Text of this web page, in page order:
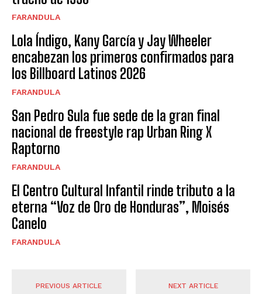
FARANDULA
Lola Índigo, Kany García y Jay Wheeler
encabezan los primeros confirmados para
los Billboard Latinos 2026
FARANDULA
San Pedro Sula fue sede de la gran final
nacional de freestyle rap Urban Ring X
Raptorno
FARANDULA
El Centro Cultural Infantil rinde tributo a la
eterna “Voz de Oro de Honduras”, Moisés
Canelo
FARANDULA
PREVIOUS ARTICLE NEXT ARTICLE